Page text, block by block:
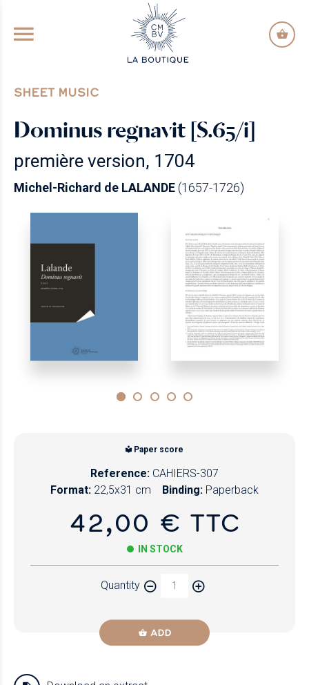
GO TO PRINCIPAL CONTENT
SHEET MUSIC
Dominus regnavit [S.65/i]
première version, 1704
Michel-Richard de LALANDE(1657-1726)
Paper score
Reference: CAHIERS-307
Format: 22,5x31 cm Binding: Paperback
42,00 € TTC
IN STOCK
Quantity
ADD